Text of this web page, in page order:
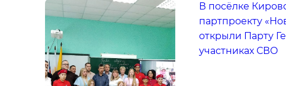
В посёлке
партпроекту
открыли Парту
участниках СВО